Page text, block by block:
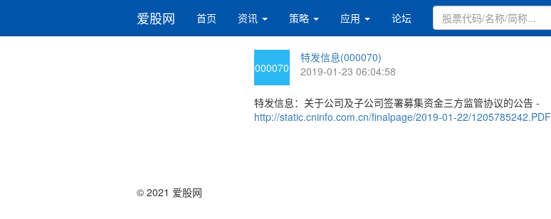
爱股网 首页 资讯 策略 应用 论坛
000070
特发信息(000070)
2019-01-23 06:04:58
特发信息：关于公司及子公司签署募集资金三方监管协议的公告 -
http://static.cninfo.com.cn/finalpage/2019-01-22/1205785242.PDF
© 2021 爱股网